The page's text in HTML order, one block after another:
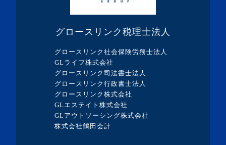
・2023年9月(5記事)
・2023年8月(13記事)
・2023年7月(9記事)
・2023年6月(1記事)
・2023年5月(3記事)
・2023年4月(4記事)
グロースリンク税理士法人
グロースリンク社会保険労務士法人
GLライフ株式会社
グロースリンク司法書士法人
グロースリンク行政書士法人
グロースリンク株式会社
GLエステイト株式会社
GLアウトソーシング株式会社
株式会社鶴田会計